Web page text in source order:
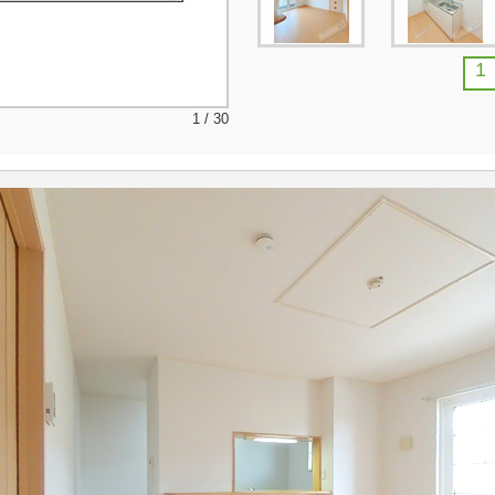
1 / 30
1